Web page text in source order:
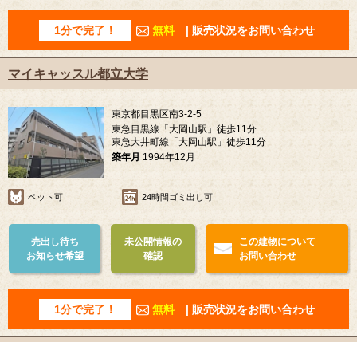
1分で完了！ 無料 | 販売状況をお問い合わせ
マイキャッスル都立大学
東京都目黒区南3-2-5
東急目黒線「大岡山駅」徒歩11分
東急大井町線「大岡山駅」徒歩11分
築年月 1994年12月
ペット可 24時間ゴミ出し可
売出し待ち
お知らせ希望
未公開情報の
確認
この建物について
お問い合わせ
1分で完了！ 無料 | 販売状況をお問い合わせ